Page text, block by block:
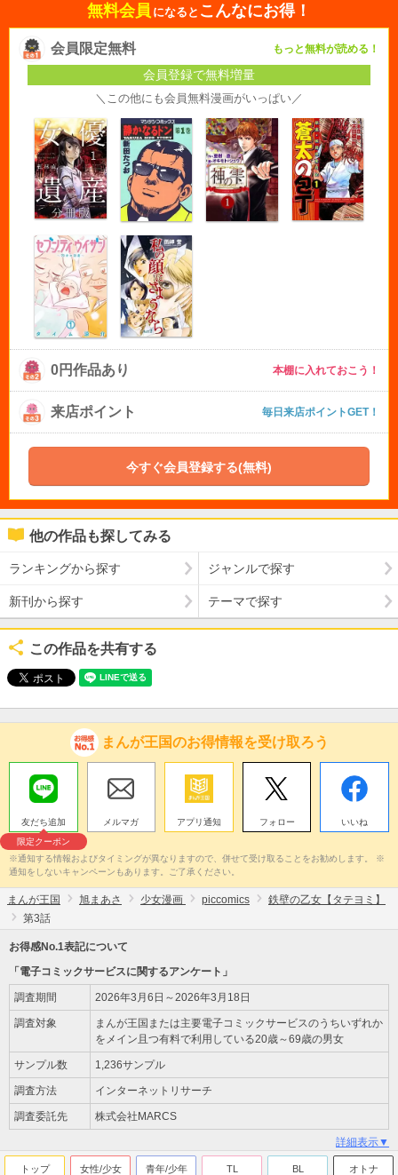
無料会員 になると こんなにお得！
会員限定無料 もっと無料が読める！
会員登録で無料増量
＼この他にも会員無料漫画がいっぱい／
0円作品あり 本棚に入れておこう！
来店ポイント 毎日来店ポイントGET！
今すぐ会員登録する(無料)
他の作品も探してみる
ランキングから探す ジャンルで探す
新刊から探す テーマで探す
この作品を共有する
まんが王国のお得情報を受け取ろう
友だち追加
限定クーポン
メルマガ アプリ通知 フォロー いいね
※通知する情報およびタイミングが異なりますので、併せて受け取ることをお勧めします。 ※
通知をしないキャンペーンもあります。ご了承ください。
まんが王国 旭まあさ 少女漫画 piccomics
鉄壁の乙女【タテヨミ】
第3話
お得感No.1表記について
「電子コミックサービスに関するアンケート」
調査期間 2026年3月6日～2026年3月18日
調査対象
まんが王国または主要電子コミックサービスのうちいずれか
をメイン且つ有料で利用している20歳～69歳の男女
サンプル数 1,236サンプル
調査方法 インターネットリサーチ
調査委託先 株式会社MARCS
詳細表示▼
トップ 女性/少女 青年/少年 TL BL オトナ